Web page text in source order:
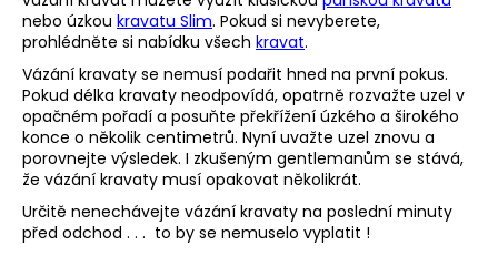
nebo úzkou kravatu Slim. Pokud si nevyberete,
prohlédněte si nabídku všech kravat.
Vázání kravaty se nemusí podařit hned na první pokus.
Pokud délka kravaty neodpovídá, opatrně rozvažte uzel v
opačném pořadí a posuňte překřížení úzkého a širokého
konce o několik centimetrů. Nyní uvažte uzel znovu a
porovnejte výsledek. I zkušeným gentlemanům se stává,
že vázání kravaty musí opakovat několikrát.
Určitě nenechávejte vázání kravaty na poslední minuty
před odchod . . . to by se nemuselo vyplatit !
p
o
r
u
č
u
j
e
m
e